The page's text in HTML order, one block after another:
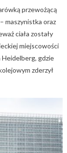
przewożącą
maszynistka oraz
ciała zostały
miejscowości
gdzie
zderzył